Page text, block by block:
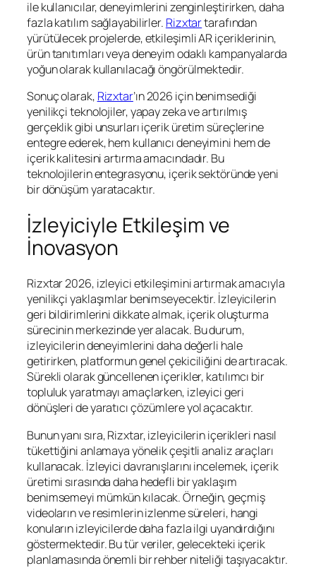
ile kullanıcılar, deneyimlerini zenginleştirirken, daha
fazla katılım sağlayabilirler. Rizxtartarafından
yürütülecek projelerde, etkileşimli AR içeriklerinin,
ürün tanıtımları veya deneyim odaklı kampanyalarda
yoğun olarak kullanılacağı öngörülmektedir.
Sonuç olarak, Rizxtar’ın 2026 için benimsediği
yenilikçi teknolojiler, yapay zeka ve artırılmış
gerçeklik gibi unsurları içerik üretim süreçlerine
entegre ederek, hem kullanıcı deneyimini hem de
içerik kalitesini artırma amacındadır. Bu
teknolojilerin entegrasyonu, içerik sektöründe yeni
bir dönüşüm yaratacaktır.
İzleyiciyle Etkileşim ve
İnovasyon
Rizxtar 2026, izleyici etkileşimini artırmak amacıyla
yenilikçi yaklaşımlar benimseyecektir. İzleyicilerin
geri bildirimlerini dikkate almak, içerik oluşturma
sürecinin merkezinde yer alacak. Bu durum,
izleyicilerin deneyimlerini daha değerli hale
getirirken, platformun genel çekiciliğini de artıracak.
Sürekli olarak güncellenen içerikler, katılımcı bir
topluluk yaratmayı amaçlarken, izleyici geri
dönüşleri de yaratıcı çözümlere yol açacaktır.
Bunun yanı sıra, Rizxtar, izleyicilerin içerikleri nasıl
tükettiğini anlamaya yönelik çeşitli analiz araçları
kullanacak. İzleyici davranışlarını incelemek, içerik
üretimi sırasında daha hedefli bir yaklaşım
benimsemeyi mümkün kılacak. Örneğin, geçmiş
videoların ve resimlerin izlenme süreleri, hangi
konuların izleyicilerde daha fazla ilgi uyandırdığını
göstermektedir. Bu tür veriler, gelecekteki içerik
planlamasında önemli bir rehber niteliği taşıyacaktır.